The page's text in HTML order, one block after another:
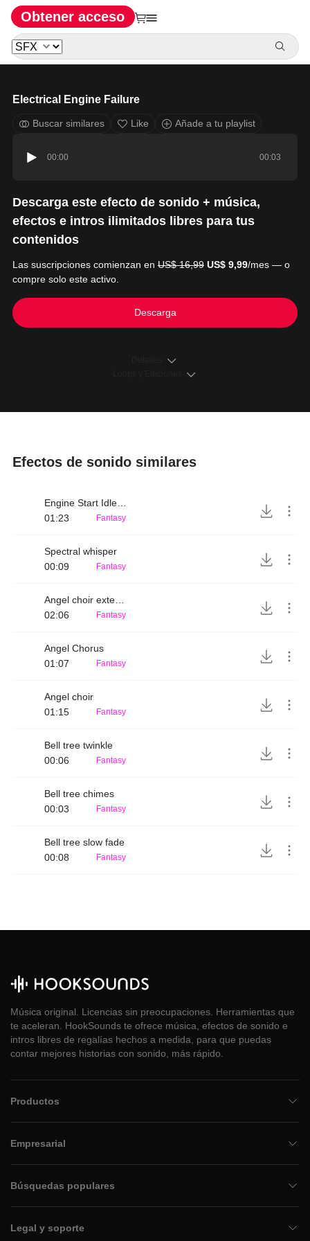
Obtener acceso
Electrical Engine Failure
Buscar similares Like Añade a tu playlist
00:00 00:03
Descarga este efecto de sonido + música,
efectos e intros ilimitados libres para tus
contenidos
Las suscripciones comienzan en US$ 16,99 US$ 9,99/mes — o
compre solo este activo.
Descarga
Efectos de sonido similares
Engine Start Idle Stop
01:23
Fantasy
Spectral whisper
00:09
Fantasy
Angel choir extended
02:06
Fantasy
Angel Chorus
01:07
Fantasy
Angel choir
01:15
Fantasy
Bell tree twinkle
00:06
Fantasy
Bell tree chimes
00:03
Fantasy
Bell tree slow fade
00:08
Fantasy
Música original. Licencias sin preocupaciones. Herramientas que
te aceleran. HookSounds te ofrece música, efectos de sonido e
intros libres de regalías hechos a medida, para que puedas
contar mejores historias con sonido, más rápido.
Productos
Empresarial
Búsquedas populares
Legal y soporte